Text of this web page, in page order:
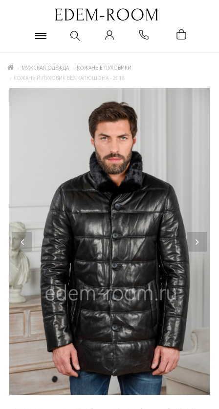
МУЖСКАЯ ОДЕЖДА
КОЖАНЫЕ ПУХОВИКИ
КОЖАНЫЙ ПУХОВИК БЕЗ КАПЮШОНА - 2018